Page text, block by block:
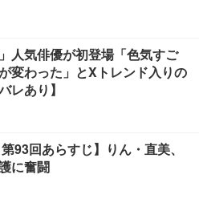
人気俳優が初登場「色気すご
変わった」とXトレンド入りの
レあり】
第93回あらすじ】りん・直美、
に奮闘